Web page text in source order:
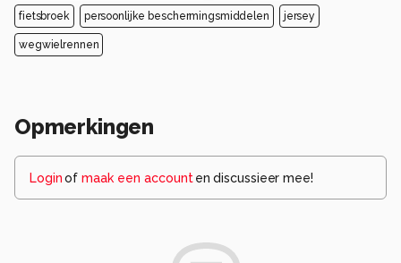
fietsbroek persoonlijke beschermingsmiddelen jersey
wegwielrennen
Opmerkingen
Loginof maak een account en discussieer mee!